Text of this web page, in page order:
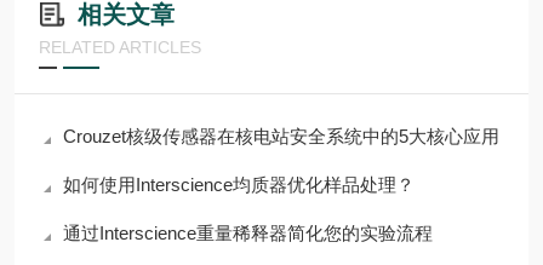
相关文章
RELATED ARTICLES
Crouzet核级传感器在核电站安全系统中的5大核心应用
如何使用Interscience均质器优化样品处理？
通过Interscience重量稀释器简化您的实验流程